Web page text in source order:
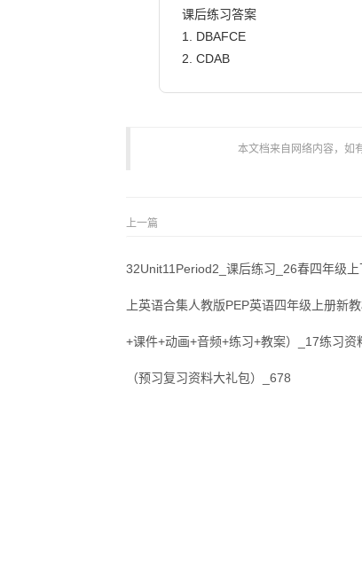
课后练习答案
1. DBAFCE
2. CDAB
本文档来自网络内容，如
上一篇
32Unit11Period2_课后练习_26春四年级上
上英语合集人教版PEP英语四年级上册新
+课件+动画+音频+练习+教案）_17练习资
（预习复习资料大礼包）_678